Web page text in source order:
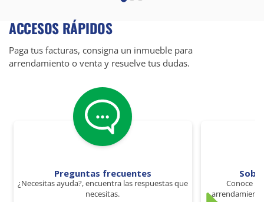
ACCESOS RÁPIDOS
Paga tus facturas, consigna un inmueble para
arrendamiento o venta y resuelve tus dudas.
Preguntas frecuentes
¿Necesitas ayuda?, encuentra las respuestas que
necesitas.
Conoce